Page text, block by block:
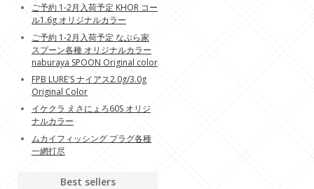
ご予約 1-2月入荷予定 KHOR コー
ル1.6g オリジナルカラー
ご予約 1-2月入荷予定 なぶら家
スプーン各種 オリジナルカラー
naburaya SPOON Original color
FPB LURE'S ナイアス2.0g/3.0g
Original Color
イケクラ えさにょろ60S オリジ
ナルカラー
ムカイフィッシング プラグ各種
一網打尽
Best sellers